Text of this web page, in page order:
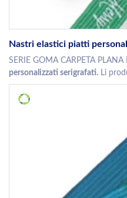
Nastri elastici piatti
SERIE GOMA CARPETA PLANA
personalizzati serigrafati. Li